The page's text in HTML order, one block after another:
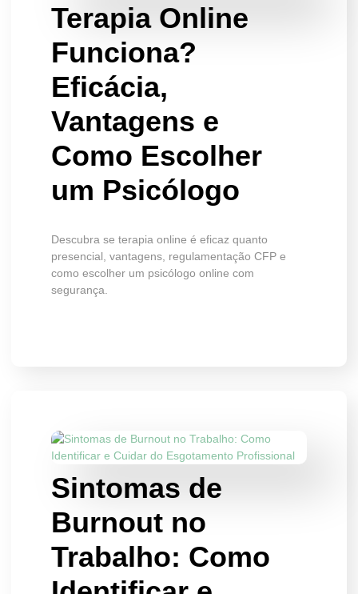
Terapia Online
Funciona?
Eficácia,
Vantagens e
Como Escolher
um Psicólogo
Descubra se terapia online é eficaz quanto
presencial, vantagens, regulamentação CFP e
como escolher um psicólogo online com
segurança.
Sintomas de
Burnout no
Trabalho: Como